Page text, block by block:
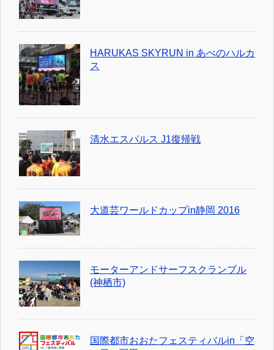
HARUKAS SKYRUN in あべのハルカ
ス
清水エスパルス J1復帰戦
大道芸ワールドカップin静岡 2016
モーターアンドサーフスクランブル
(神栖市)
国際都市おおたフェスティバルin「空